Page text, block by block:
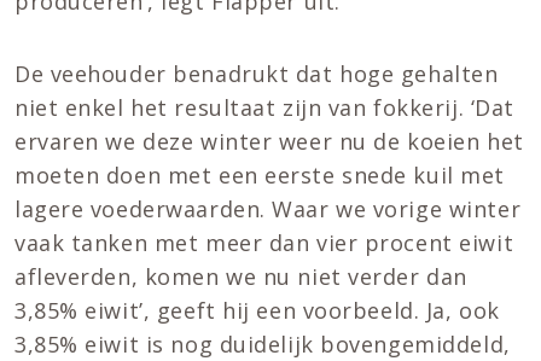
De veehouder benadrukt dat hoge gehalten
niet enkel het resultaat zijn van fokkerij. ‘Dat
ervaren we deze winter weer nu de koeien het
moeten doen met een eerste snede kuil met
lagere voederwaarden. Waar we vorige winter
vaak tanken met meer dan vier procent eiwit
afleverden, komen we nu niet verder dan
3,85% eiwit’, geeft hij een voorbeeld. Ja, ook
3,85% eiwit is nog duidelijk bovengemiddeld,